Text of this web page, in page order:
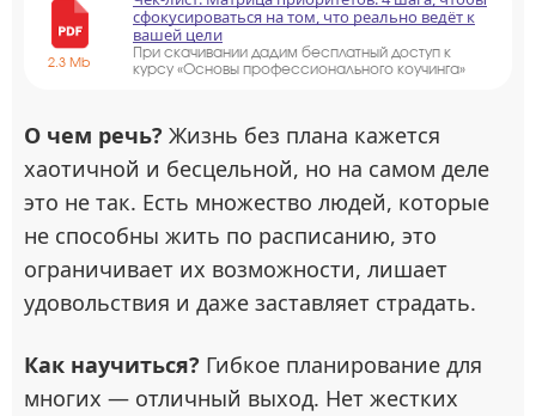
2.3 Mb
сфокусироваться на том, что реально ведёт к
вашей цели
При скачивании дадим бесплатный доступ к
курсу «Основы профессионального коучинга»
О чем речь? Жизнь без плана кажется
хаотичной и бесцельной, но на самом деле
это не так. Есть множество людей, которые
не способны жить по расписанию, это
ограничивает их возможности, лишает
удовольствия и даже заставляет страдать.
Как научиться? Гибкое планирование для
многих — отличный выход. Нет жестких